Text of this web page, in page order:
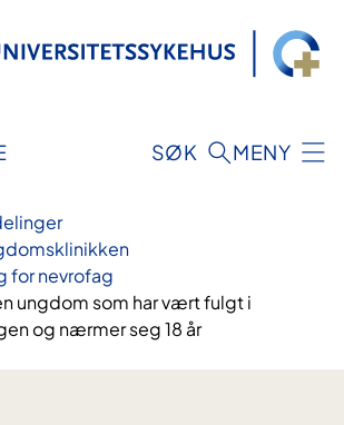
SØK MENY
for nevrofag
ungdom som har vært fulgt i
og nærmer seg 18 år